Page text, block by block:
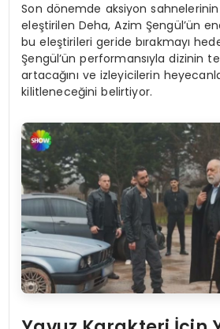
Son dönemde aksiyon
eleştirilen Deha, Azim Şengül’ün
bu eleştirileri geride bırakmayı
Şengül’ün performansıyla dizinin
artacağını ve izleyicilerin
kilitleneceğini belirtiyor.